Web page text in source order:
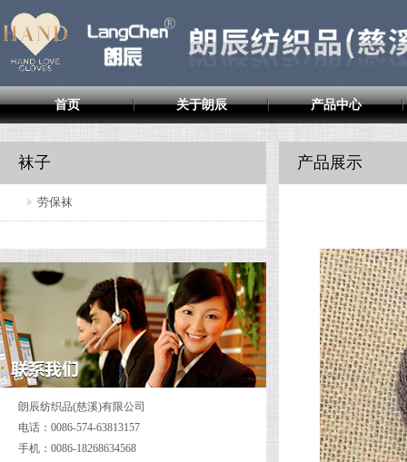
首页 关于朗辰 产品中心
袜子
劳保袜
朗辰纺织品(慈溪)有限公司
电话：0086-574-63813157
手机：0086-18268634568
产品展示